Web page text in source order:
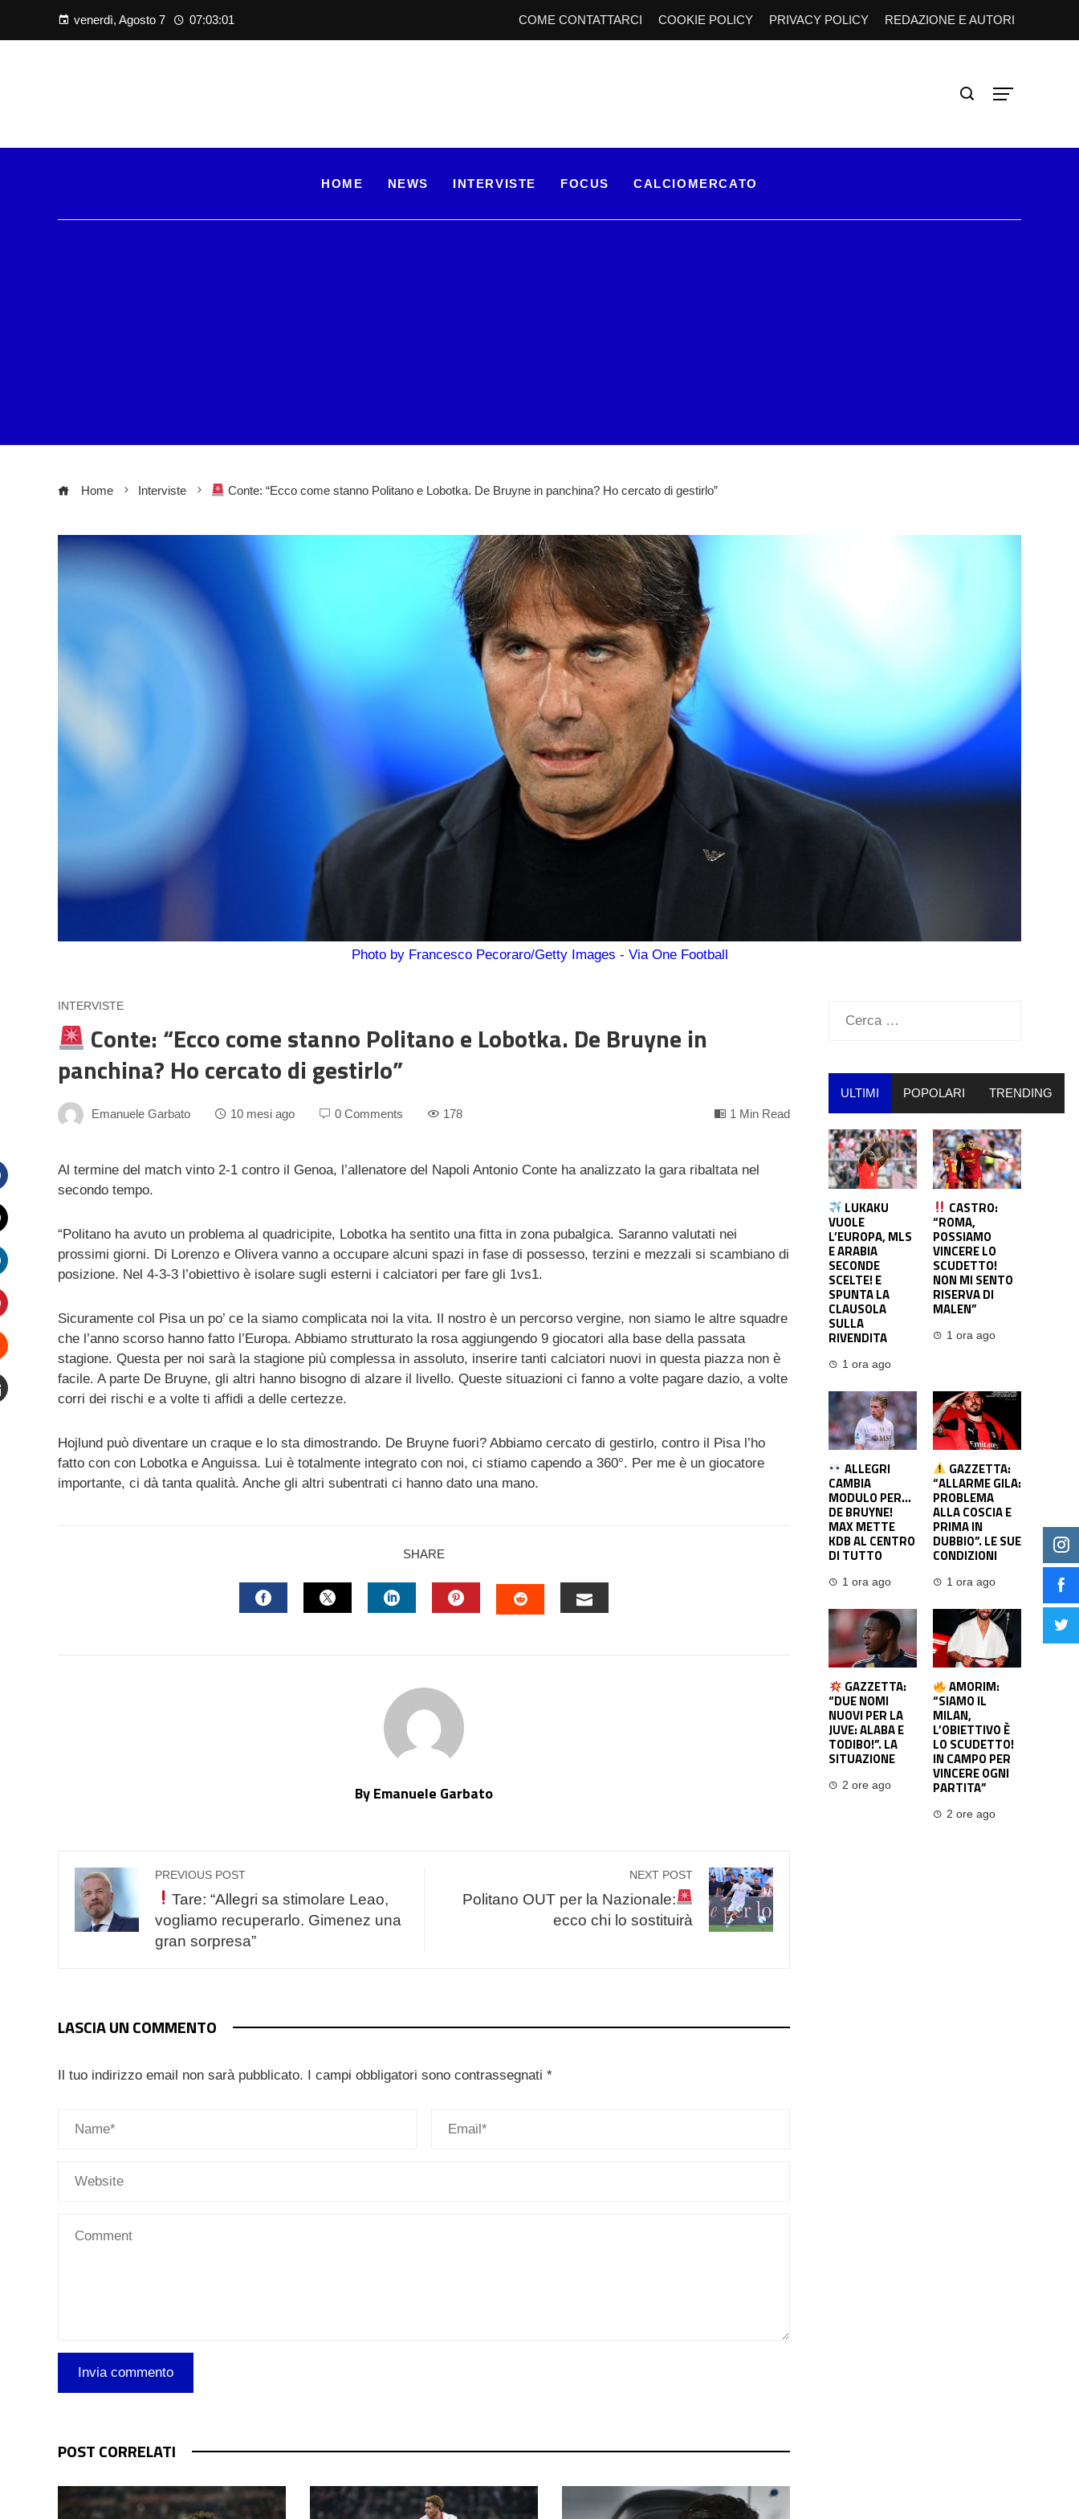
venerdì, Agosto 7 07:03:02 COME CONTATTARCI COOKIE POLICY PRIVACY POLICY REDAZIONE E AUTORI
HOME NEWS INTERVISTE FOCUS CALCIOMERCATO
Home Interviste Conte: “Ecco come stanno Politano e Lobotka. De Bruyne in panchina? Ho cercato di gestirlo”
Photo by Francesco Pecoraro/Getty Images - Via One Football
INTERVISTE
Conte: “Ecco come stanno Politano e Lobotka. De Bruyne in
panchina? Ho cercato di gestirlo”
Emanuele Garbato 10 mesi ago 0 Comments 178 1 Min Read
Al termine del match vinto 2-1 contro il Genoa, l’allenatore del Napoli Antonio Conte ha analizzato la gara ribaltata nel
secondo tempo.
“Politano ha avuto un problema al quadricipite, Lobotka ha sentito una fitta in zona pubalgica. Saranno valutati nei
prossimi giorni. Di Lorenzo e Olivera vanno a occupare alcuni spazi in fase di possesso, terzini e mezzali si scambiano di
posizione. Nel 4-3-3 l’obiettivo è isolare sugli esterni i calciatori per fare gli 1vs1.
Sicuramente col Pisa un po’ ce la siamo complicata noi la vita. Il nostro è un percorso vergine, non siamo le altre squadre
che l’anno scorso hanno fatto l’Europa. Abbiamo strutturato la rosa aggiungendo 9 giocatori alla base della passata
stagione. Questa per noi sarà la stagione più complessa in assoluto, inserire tanti calciatori nuovi in questa piazza non è
facile. A parte De Bruyne, gli altri hanno bisogno di alzare il livello. Queste situazioni ci fanno a volte pagare dazio, a volte
corri dei rischi e a volte ti affidi a delle certezze.
Hojlund può diventare un craque e lo sta dimostrando. De Bruyne fuori? Abbiamo cercato di gestirlo, contro il Pisa l’ho
fatto con con Lobotka e Anguissa. Lui è totalmente integrato con noi, ci stiamo capendo a 360°. Per me è un giocatore
importante, ci dà tanta qualità. Anche gli altri subentrati ci hanno dato una mano.
SHARE
By Emanuele Garbato
PREVIOUS POST
Tare: “Allegri sa stimolare Leao,
vogliamo recuperarlo. Gimenez una
gran sorpresa”
NEXT POST
Politano OUT per la Nazionale:
ecco chi lo sostituirà
LASCIA UN COMMENTO
Il tuo indirizzo email non sarà pubblicato. I campi obbligatori sono contrassegnati *
POST CORRELATI
Ricerca
ULTIMI POPOLARI TRENDING
LUKAKU
VUOLE
L’EUROPA, MLS
E ARABIA
SECONDE
SCELTE! E
SPUNTA LA
CLAUSOLA
SULLA
RIVENDITA
1 ora ago
CASTRO:
“ROMA,
POSSIAMO
VINCERE LO
SCUDETTO!
NON MI SENTO
RISERVA DI
MALEN”
1 ora ago
ALLEGRI
CAMBIA
MODULO PER…
DE BRUYNE!
MAX METTE
KDB AL CENTRO
DI TUTTO
1 ora ago
GAZZETTA:
“ALLARME GILA:
PROBLEMA
ALLA COSCIA E
PRIMA IN
DUBBIO”. LE SUE
CONDIZIONI
1 ora ago
GAZZETTA:
“DUE NOMI
NUOVI PER LA
JUVE: ALABA E
TODIBO!”. LA
SITUAZIONE
2 ore ago
AMORIM:
“SIAMO IL
MILAN,
L’OBIETTIVO È
LO SCUDETTO!
IN CAMPO PER
VINCERE OGNI
PARTITA”
2 ore ago